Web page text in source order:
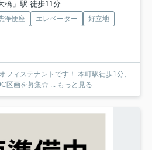
橋」駅 徒歩11分
浄便座 エレベーター
好立地
フィステナントです！ 本町駅徒歩1分、
区画を募集☆ ... もっと見る